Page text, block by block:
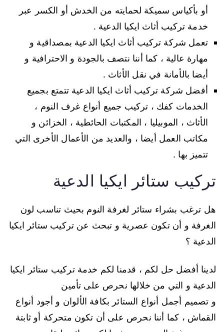
أو بأكياس سميكة لحمايته من الخدش أو الكسر عبر
خدمة تركيب أثاث ايكيا الدعية .
تعمل شركة تركيب أثاث ايكيا الدعية بمصداقية و
مهارة عالية ، كما أننا نتصف بالجودة و الاحترافية و
أيضا بالأمانة في نقل الأثاث .
أفضل شركة تركيب أثاث ايكيا الدعية تتمتع بجميع
الخدمات كفك ، تركيب جميع أنواع غرف النوم ،
الأثاث ، الموبيليا ، المكتبات الحائطية ، الخزائن و
مكاتب العمل أيضا ، والعديد من الأعمال الأخرى التي
تتميز بها .
تركيب ستائر ايكيا الدعية
هل ترغب بشراء ستائر لغرفة النوم بحيث تناسب لون
الغرفة و أن تكون عصرية و تبحث عن تركيب ستائر ايكيا
الدعية ؟
لدينا أفضل حل لكم ، قدمنا لكم خدمة تركيب ستائر ايكيا
الدعية و التي من خلالها نحرص على تأمين
و تصميم أجمل أنواع الستائر بكافة الألوان و أجود أنواع
القماش ، كما أننا نحرص على أن تكون متحركة أو ثابتة